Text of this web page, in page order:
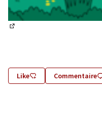
Like Commentaire